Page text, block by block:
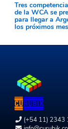
Tres
de la WCA se
para llegar a
los próximos
(+54 11) 2343